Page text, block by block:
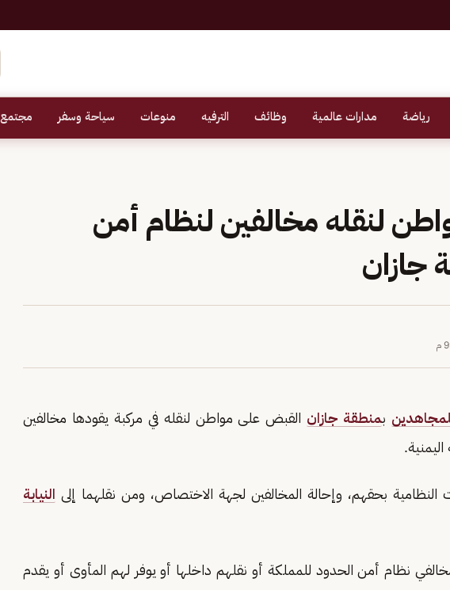
رياضة مدارات عالمية وظائف الترفيه منوعات سياحة وسفر مجتمع
لنقله مخالفين لنظام أمن
جازان
م
للمجاهدين بمنطقة جازان القبض على مواطن لنقله في مركبة يقودها مخالفين
النظامية بحقهم، وإحالة المخالفين لجهة الاختصاص، ومن نقلهما إلى النيابة
نظام أمن الحدود للمملكة أو نقلهم داخلها أو يوفر لهم المأوى أو يقدم